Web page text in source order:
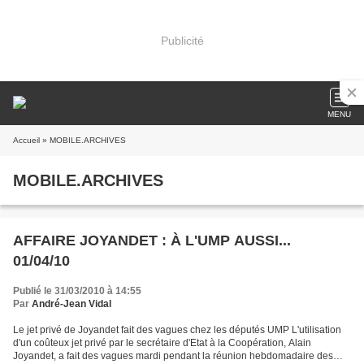
Publicité
MENU
Accueil » MOBILE.ARCHIVES
MOBILE.ARCHIVES
AFFAIRE JOYANDET : À L'UMP AUSSI...
01/04/10
Publié le 31/03/2010 à 14:55
Par André-Jean Vidal
Le jet privé de Joyandet fait des vagues chez les députés UMP L'utilisation
d'un coûteux jet privé par le secrétaire d'Etat à la Coopération, Alain
Joyandet, a fait des vagues mardi pendant la réunion hebdomadaire des